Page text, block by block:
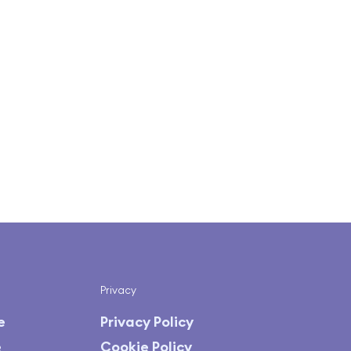
Privacy
Privacy Policy
Cookie Policy